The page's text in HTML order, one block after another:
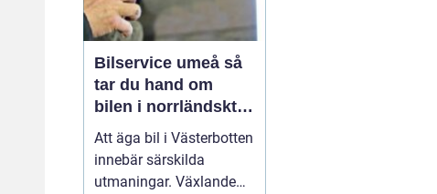
Bilservice umeå så
tar du hand om
bilen i norrländskt
klimat
Att äga bil i Västerbotten
innebär särskilda
utmaningar. Växlande